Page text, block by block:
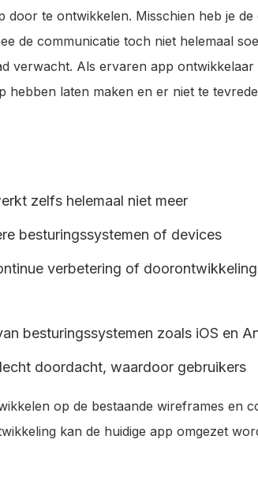
door te ontwikkelen. Misschien heb je de
de communicatie toch niet helemaal
verwacht. Als ervaren app ontwikkelaar
hebben laten maken en er niet te
zelfs helemaal niet meer
besturingssystemen of devices
verbetering of
besturingssystemen zoals iOS en
doordacht, waardoor gebruikers
op de bestaande wireframes en
kan de huidige app omgezet